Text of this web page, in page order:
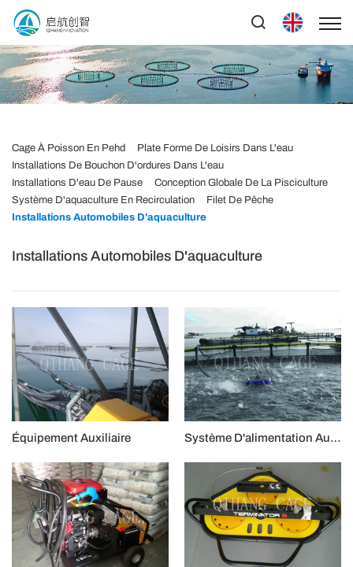
Cage À Poisson En Pehd
Plate Forme De Loisirs Dans L'eau
Installations De Bouchon D'ordures Dans L'eau
Installations D'eau De Pause
Conception Globale De La Pisciculture
Système D'aquaculture En Recirculation
Filet De Pêche
Installations Automobiles D'aquaculture
Installations Automobiles D'aquaculture
Équipement Auxiliaire Système D'alimentation Automatique